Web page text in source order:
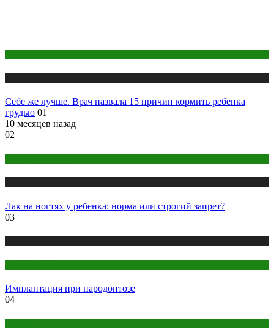
Себе же лучше. Врач назвала 15 причин кормить ребенка
грудью 01
10 месяцев назад
02
Лак на ногтях у ребенка: норма или строгий запрет?
03
Имплантация при пародонтозе
04